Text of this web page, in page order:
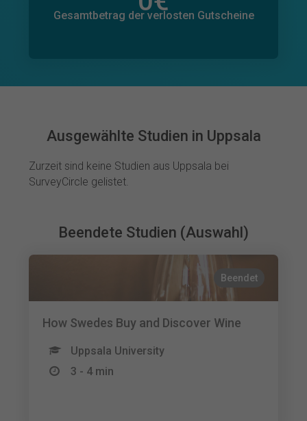
Gesamtbetrag der verlosten Gutscheine
0€
Ausgewählte Studien in Uppsala
Zurzeit sind keine Studien aus Uppsala bei
SurveyCircle gelistet.
Beendete Studien (Auswahl)
Beendet
How Swedes Buy and Discover Wine
Uppsala University
3 - 4 min